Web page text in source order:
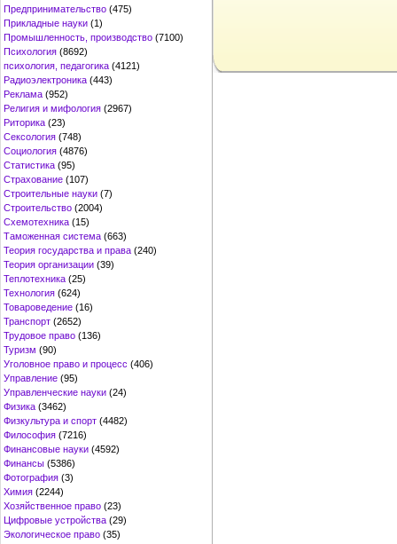
Предпринимательство (475)
Прикладные науки (1)
Промышленность, производство (7100)
Психология (8692)
психология, педагогика (4121)
Радиоэлектроника (443)
Реклама (952)
Религия и мифология (2967)
Риторика (23)
Сексология (748)
Социология (4876)
Статистика (95)
Страхование (107)
Строительные науки (7)
Строительство (2004)
Схемотехника (15)
Таможенная система (663)
Теория государства и права (240)
Теория организации (39)
Теплотехника (25)
Технология (624)
Товароведение (16)
Транспорт (2652)
Трудовое право (136)
Туризм (90)
Уголовное право и процесс (406)
Управление (95)
Управленческие науки (24)
Физика (3462)
Физкультура и спорт (4482)
Философия (7216)
Финансовые науки (4592)
Финансы (5386)
Фотография (3)
Химия (2244)
Хозяйственное право (23)
Цифровые устройства (29)
Экологическое право (35)